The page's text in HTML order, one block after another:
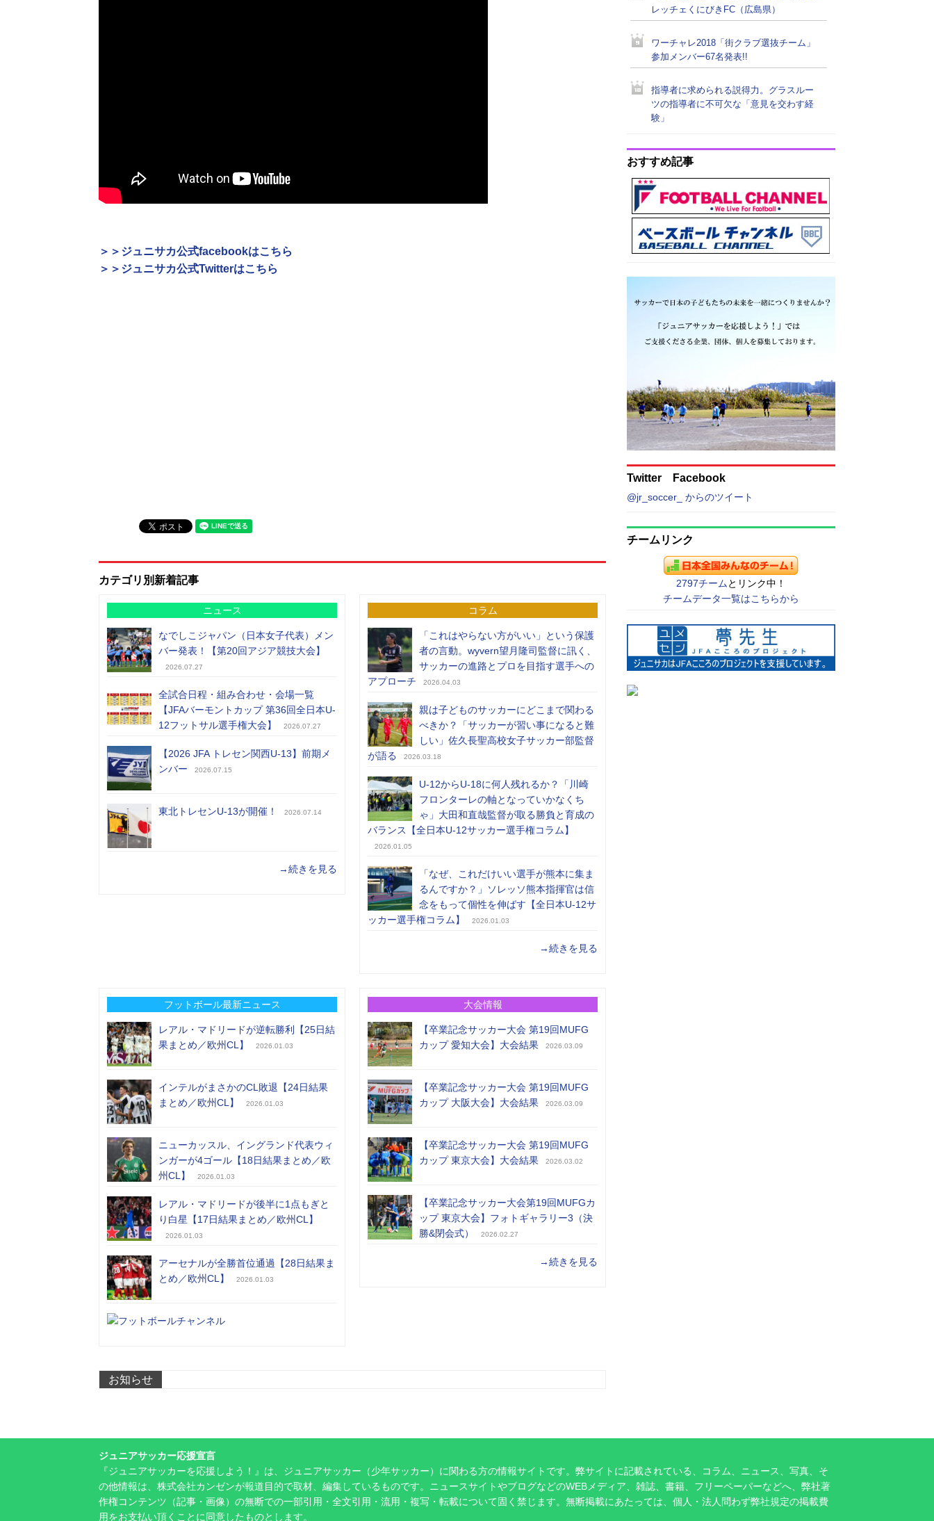
＞＞ジュニサカ公式facebookはこちら
＞＞ジュニサカ公式Twitterはこちら
カテゴリ別新着記事
ニュース
なでしこジャパン（日本女子代表）メン
バー発表！【第20回アジア競技大会】
2026.07.27
全試合日程・組み合わせ・会場一覧
【JFAバーモントカップ 第36回全日本U-
12フットサル選手権大会】
2026.07.27
【2026 JFA トレセン関西U-13】前期メ
ンバー
2026.07.15
東北トレセンU-13が開催！ 2026.07.14
→続きを見る
コラム
「これはやらない方がいい」という保護
者の言動。wyvern望月隆司監督に訊く、
サッカーの進路とプロを目指す選手への
アプローチ
2026.04.03
親は子どものサッカーにどこまで関わる
べきか？「サッカーが習い事になると難
しい」佐久長聖高校女子サッカー部監督
が語る
2026.03.18
U-12からU-18に何人残れるか？「川崎
フロンターレの軸となっていかなくち
ゃ」大田和直哉監督が取る勝負と育成の
バランス【全日本U-12サッカー選手権コラム】
2026.01.05
「なぜ、これだけいい選手が熊本に集ま
るんですか？」ソレッソ熊本指揮官は信
念をもって個性を伸ばす【全日本U-12サ
ッカー選手権コラム】
2026.01.03
→続きを見る
フットボール最新ニュース
レアル・マドリードが逆転勝利【25日結
果まとめ／欧州CL】
2026.01.03
インテルがまさかのCL敗退【24日結果
まとめ／欧州CL】
2026.01.03
ニューカッスル、イングランド代表ウィ
ンガーが4ゴール【18日結果まとめ／欧
州CL】
2026.01.03
レアル・マドリードが後半に1点もぎと
り白星【17日結果まとめ／欧州CL】
2026.01.03
アーセナルが全勝首位通過【28日結果ま
とめ／欧州CL】
2026.01.03
大会情報
【卒業記念サッカー大会 第19回MUFG
カップ 愛知大会】大会結果
2026.03.09
【卒業記念サッカー大会 第19回MUFG
カップ 大阪大会】大会結果
2026.03.09
【卒業記念サッカー大会 第19回MUFG
カップ 東京大会】大会結果
2026.03.02
【卒業記念サッカー大会第19回MUFGカ
ップ 東京大会】フォトギャラリー3（決
勝&閉会式）
2026.02.27
→続きを見る
お知らせ
レッチェくにびきFC（広島県）
ワーチャレ2018「街クラブ選抜チーム」
参加メンバー67名発表!!
指導者に求められる説得力。グラスルー
ツの指導者に不可欠な「意見を交わす経
験」
おすすめ記事
Twitter Facebook
@jr_soccer_ からのツイート
チームリンク
2797チーム とリンク中！
チームデータ一覧はこちらから
ジュニアサッカー応援宣言
『ジュニアサッカーを応援しよう！』は、ジュニアサッカー（少年サッカー）に関わる方の情報サイトです。弊サイトに記載されている、コラム、ニュース、写真、そ
の他情報は、株式会社カンゼンが報道目的で取材、編集しているものです。ニュースサイトやブログなどのWEBメディア、雑誌、書籍、フリーペーパーなどへ、弊社著
作権コンテンツ（記事・画像）の無断での一部引用・全文引用・流用・複写・転載について固く禁じます。無断掲載にあたっては、個人・法人問わず弊社規定の掲載費
用をお支払い頂くことに同意したものとします。